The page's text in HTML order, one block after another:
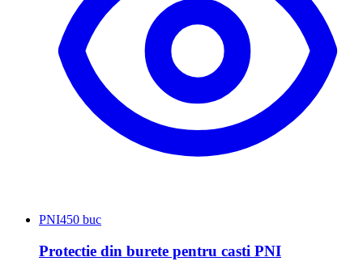
PNI450 buc
Protectie din burete pentru casti PNI